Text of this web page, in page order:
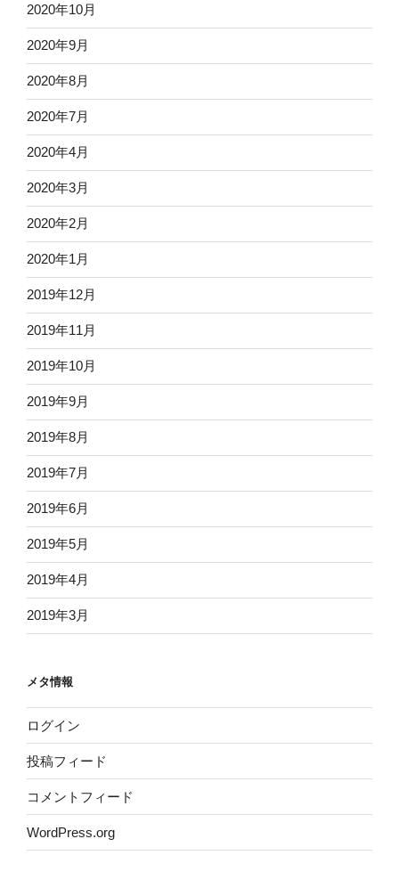
2020年10月
2020年9月
2020年8月
2020年7月
2020年4月
2020年3月
2020年2月
2020年1月
2019年12月
2019年11月
2019年10月
2019年9月
2019年8月
2019年7月
2019年6月
2019年5月
2019年4月
2019年3月
メタ情報
ログイン
投稿フィード
コメントフィード
WordPress.org